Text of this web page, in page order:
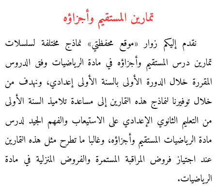
تمارين المستقيم وأجزاؤه
نقدم إليكم زوار «موقع محفظتي» نماذج مختلفة لسلسلات
تمارين درس المستقيم وأجزاؤه في مادة الرياضيات وفق الدروس
المقررة خلال الدورة الأولى بالسنة الأولى إعدادي، ونهدف من
خلال توفيرنا لنماذج هذه التمارين إلى مساعدة تلاميذ السنة الأولى
من التعليم الثانوي الإعدادي على الاستيعاب والفهم الجيد لدرس
مادة الرياضيات المستقيم وأجزاؤه، وغالبا ما تطرح مثل هذه التمارين
عند اجتياز فروض المراقبة المستمرة والفروض المنزلية في مادة
الرياضيات.